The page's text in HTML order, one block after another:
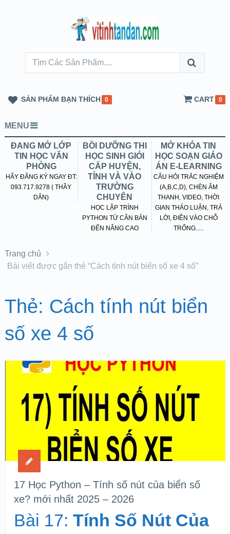
SẢN PHẨM BẠN THÍCH 0 CART 0
MENU
ĐANG MỞ LỚP
TIN HỌC VĂN
PHÒNG
HÃY ĐĂNG KÝ NGAY ĐT:
093.717.9278 ( THẦY
DÂN)
BỒI DƯỠNG THI
HỌC SINH GIỎI
CẤP HUYỆN,
TỈNH VÀ VÀO
TRƯỜNG
CHUYÊN
HỌC LẬP TRÌNH
PYTHON TỪ CĂN BẢN
ĐẾN NÂNG CAO
MỞ KHÓA TIN
HỌC SOẠN GIÁO
ÁN E-LEARNING
CÂU HỎI TRẮC NGHIỆM
(A,B,C,D), CHÈN ÂM
THANH, VIDEO, THỜI
GIAN THẢO LUẬN, TRẢ
LỜI, ĐIỀN VÀO CHỖ
TRỐNG.....
Trang chủ
Bài viết được gắn thẻ “Cách tính nút biển số xe 4 số”
Thẻ: Cách tính nút biển
số xe 4 số
17 Học Python – Tính số nút của biển số
xe? mới nhất 2025 – 2026
Bài 17: Tính Số Nút Của